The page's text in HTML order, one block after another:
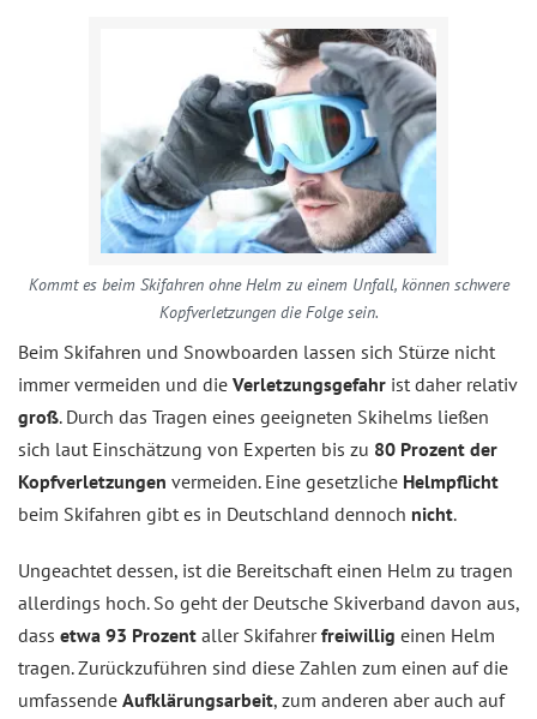
Kommt es beim Skifahren ohne Helm zu einem Unfall, können schwere
Kopfverletzungen die Folge sein.
Beim Skifahren und Snowboarden lassen sich Stürze nicht
immer vermeiden und die Verletzungsgefahr ist daher relativ
groß. Durch das Tragen eines geeigneten Skihelms ließen
sich laut Einschätzung von Experten bis zu 80 Prozent der
Kopfverletzungen vermeiden. Eine gesetzliche Helmpflicht
beim Skifahren gibt es in Deutschland dennoch nicht.
Ungeachtet dessen, ist die Bereitschaft einen Helm zu tragen
allerdings hoch. So geht der Deutsche Skiverband davon aus,
dass etwa 93 Prozent aller Skifahrerfreiwillig einen Helm
tragen. Zurückzuführen sind diese Zahlen zum einen auf die
umfassende Aufklärungsarbeit, zum anderen aber auch auf